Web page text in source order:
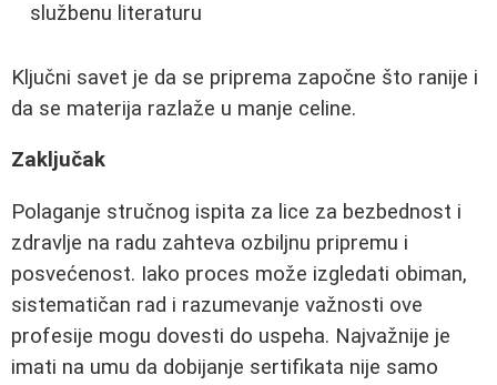
službenu literaturu
Ključni savet je da se priprema započne što ranije i
da se materija razlaže u manje celine.
Zaključak
Polaganje stručnog ispita za lice za bezbednost i
zdravlje na radu zahteva ozbiljnu pripremu i
posvećenost. Iako proces može izgledati obiman,
sistematičan rad i razumevanje važnosti ove
profesije mogu dovesti do uspeha. Najvažnije je
imati na umu da dobijanje sertifikata nije samo